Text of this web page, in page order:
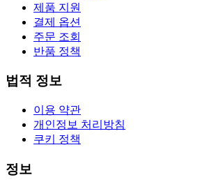
제품 지원
결제 옵션
주문 조회
반품 정책
법적 정보
이용 약관
개인정보 처리방침
쿠키 정책
정보